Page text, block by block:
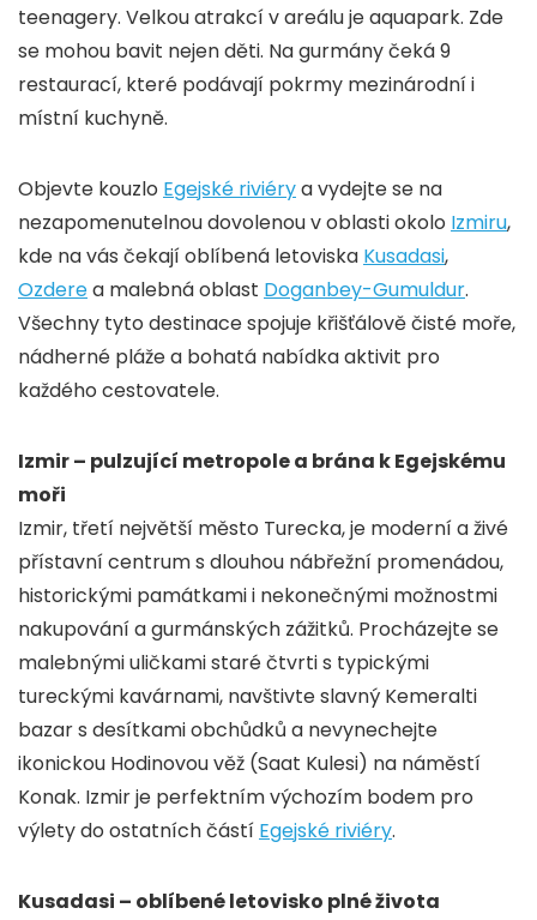
teenagery. Velkou atrakcí v areálu je aquapark. Zde
se mohou bavit nejen děti. Na gurmány čeká 9
restaurací, které podávají pokrmy mezinárodní i
místní kuchyně.
Objevte kouzlo Egejské riviérya vydejte se na
nezapomenutelnou dovolenou v oblasti okolo Izmiru,
kde na vás čekají oblíbená letoviska Kusadasi,
Ozderea malebná oblast Doganbey-Gumuldur.
Všechny tyto destinace spojuje křišťálově čisté moře,
nádherné pláže a bohatá nabídka aktivit pro
každého cestovatele.
Izmir – pulzující metropole a brána k Egejskému
moři
Izmir, třetí největší město Turecka, je moderní a živé
přístavní centrum s dlouhou nábřežní promenádou,
historickými památkami i nekonečnými možnostmi
nakupování a gurmánských zážitků. Procházejte se
malebnými uličkami staré čtvrti s typickými
tureckými kavárnami, navštivte slavný Kemeralti
bazar s desítkami obchůdků a nevynechejte
ikonickou Hodinovou věž (Saat Kulesi) na náměstí
Konak. Izmir je perfektním výchozím bodem pro
výlety do ostatních částí Egejské riviéry.
Kusadasi – oblíbené letovisko plné života